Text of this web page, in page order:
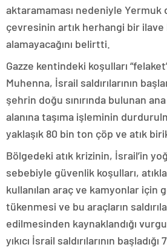
aktaramaması nedeniyle Yermuk
çevresinin artık herhangi bir ilave
alamayacağını belirtti.
Gazze kentindeki koşulları
Muhenna, İsrail saldırılarının
şehrin doğu sınırında bulunan
alanına taşıma işleminin
yaklaşık 80 bin ton çöp ve atık
Bölgedeki atık krizinin, İsrail’in
sebebiyle güvenlik koşulları,
kullanılan araç ve kamyonlar için
tükenmesi ve bu araçların
edilmesinden kaynaklandığı
yıkıcı İsrail saldırılarının